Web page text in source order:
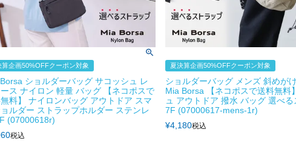
算企画50%OFFクーポン対象
ショルダーバッグ サコッシュ レ
ス ナイロン 軽量 バッグ 【ネコポスで
料】 ナイロンバッグ アウトドア スマ
ルダー ストラップホルダー ステンレ
(07000618r)
税込
夏決算企画50%OFFクーポン対象
ショルダーバッグ メンズ 斜めが
Mia Borsa 【ネコポスで送料無料
ュ アウトドア 撥水 バッグ 選べ
7F (07000617-mens-1r)
¥4,180税込